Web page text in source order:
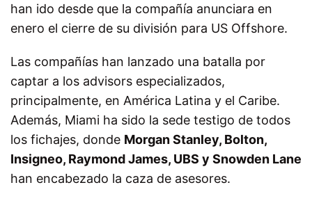
han ido desde que la compañía anunciara en
enero el cierre de su división para US Offshore.
Las compañías han lanzado una batalla por
captar a los advisors especializados,
principalmente, en América Latina y el Caribe.
Además, Miami ha sido la sede testigo de todos
los fichajes, donde Morgan Stanley, Bolton,
Insigneo, Raymond James, UBS y Snowden Lane
han encabezado la caza de asesores.